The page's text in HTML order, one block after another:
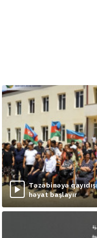
Təzəbinəyə
həyat başlayır